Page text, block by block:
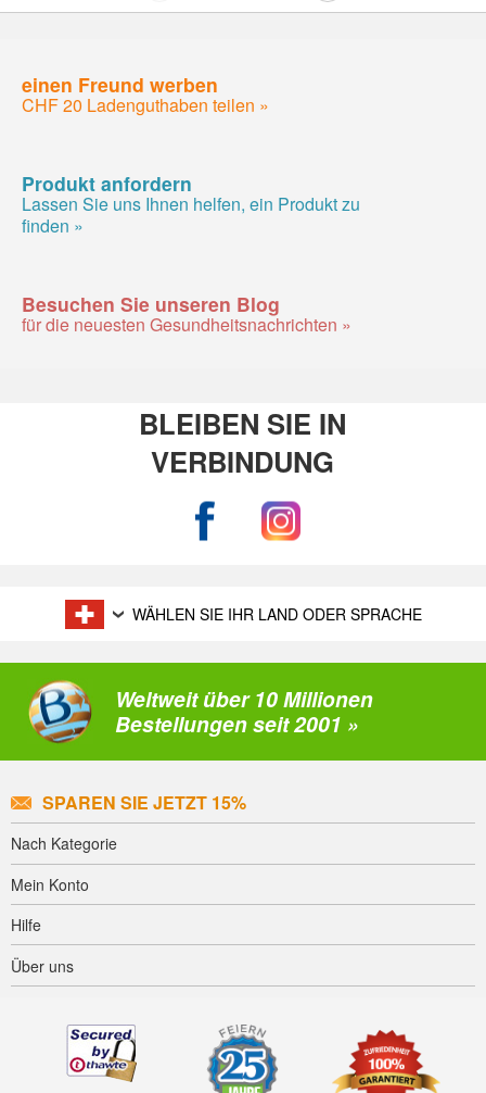
einen Freund werben
CHF 20 Ladenguthaben teilen »
Produkt anfordern
Lassen Sie uns Ihnen helfen, ein Produkt zu
finden »
Besuchen Sie unseren Blog
für die neuesten Gesundheitsnachrichten »
BLEIBEN SIE IN
VERBINDUNG
WÄHLEN SIE IHR LAND ODER SPRACHE
Weltweit über 10 Millionen
Bestellungen seit 2001 »
SPAREN SIE JETZT 15%
Nach Kategorie
Mein Konto
Hilfe
Über uns